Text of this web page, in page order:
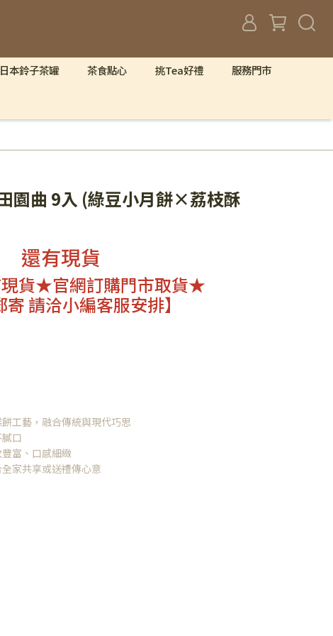
日本鈴子茶罐 茶食點心 挑Tea好禮 服務門市
園曲 9入 (綠豆小月餅×荔枝酥
還有現貨
貨★官網訂購門市取貨★
寄 請洽小編客服安排】
工藝，融合傳統與現代巧思
口
富、口感細緻
家共享或送禮傳心意